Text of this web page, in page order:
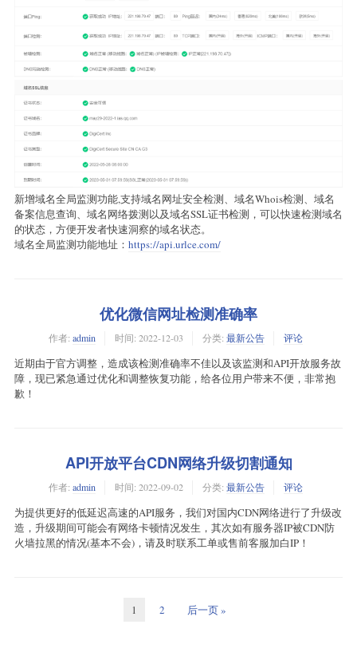
新增域名全局监测功能,支持域名网址安全检测、域名Whois检测、域名
备案信息查询、域名网络拨测以及域名SSL证书检测，可以快速检测域名
的状态，方便开发者快速洞察的域名状态。
域名全局监测功能地址： https://api.urlce.com/
优化微信网址检测准确率
作者: admin 时间: 2022-12-03 分类: 最新公告 评论
近期由于官方调整，造成该检测准确率不佳以及该监测和API开放服务故
障，现已紧急通过优化和调整恢复功能，给各位用户带来不便，非常抱
歉！
API开放平台CDN网络升级切割通知
作者: admin 时间: 2022-09-02 分类: 最新公告 评论
为提供更好的低延迟高速的API服务，我们对国内CDN网络进行了升级改
造，升级期间可能会有网络卡顿情况发生，其次如有服务器IP被CDN防
火墙拉黑的情况(基本不会)，请及时联系工单或售前客服加白IP！
1 2 后一页 »